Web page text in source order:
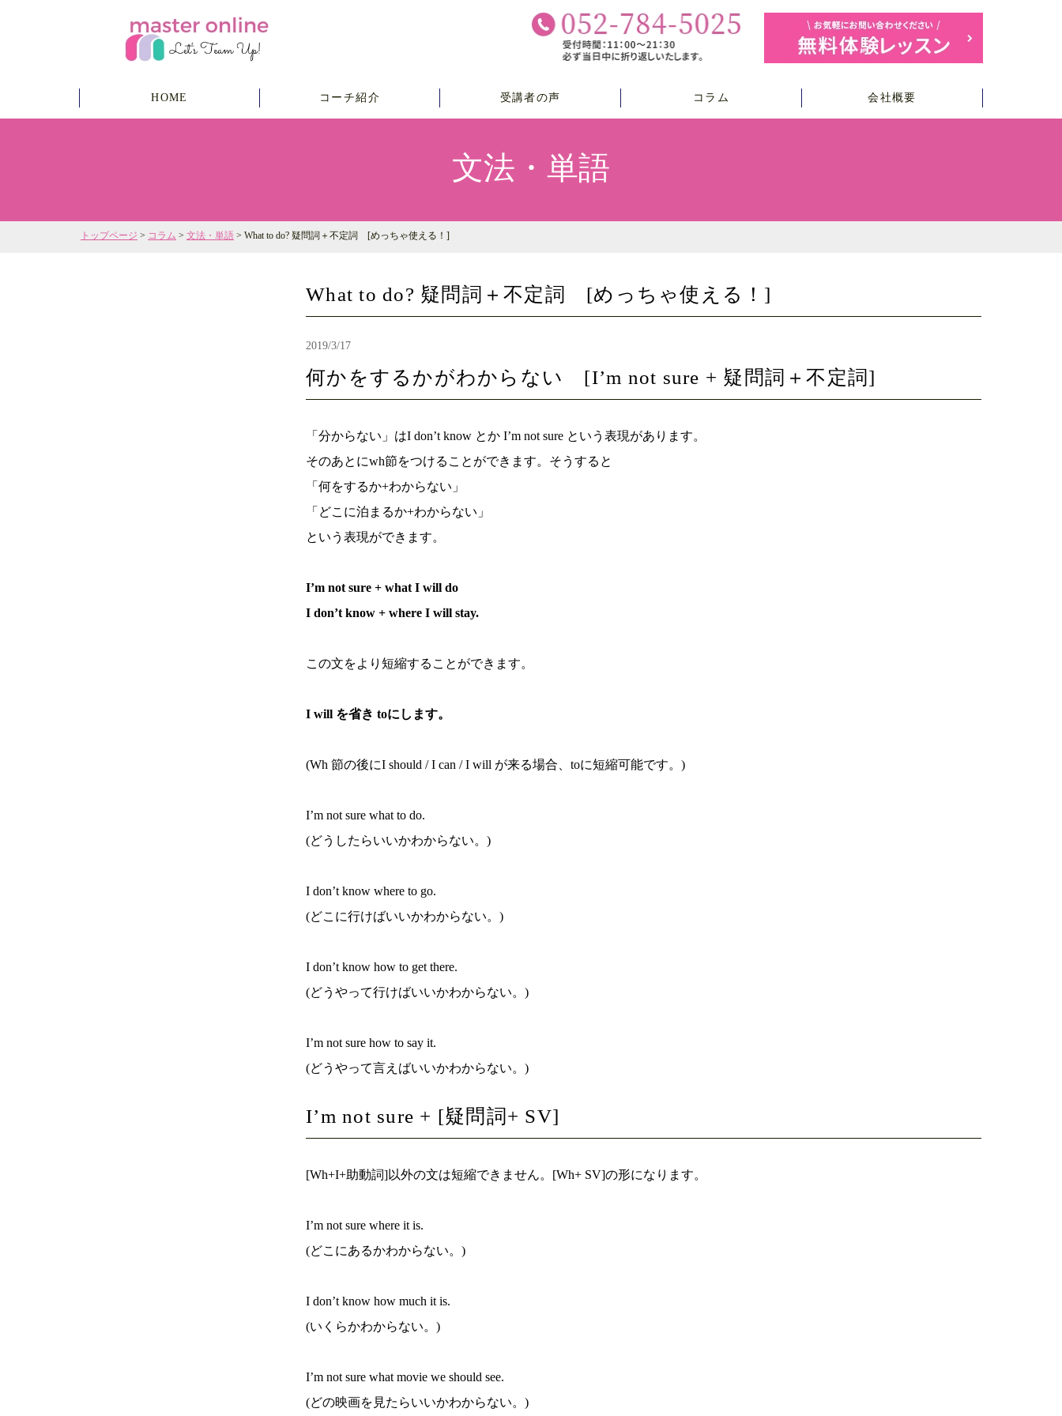
HOME コーチ紹介 受講者の声 コラム 会社概要
文法・単語
トップページ > コラム > 文法・単語 > What to do? 疑問詞＋不定詞 [めっちゃ使える！]
What to do? 疑問詞＋不定詞 [めっちゃ使える！]
2019/3/17
何かをするかがわからない [I’m not sure + 疑問詞＋不定詞]
「分からない」はI don’t know とか I’m not sure という表現があります。
そのあとにwh節をつけることができます。そうすると
「何をするか+わからない」
「どこに泊まるか+わからない」
という表現ができます。
I’m not sure + what I will do
I don’t know + where I will stay.
この文をより短縮することができます。
I will を省き toにします。
(Wh 節の後にI should / I can / I will が来る場合、toに短縮可能です。)
I’m not sure what to do.
(どうしたらいいかわからない。)
I don’t know where to go.
(どこに行けばいいかわからない。)
I don’t know how to get there.
(どうやって行けばいいかわからない。)
I’m not sure how to say it.
(どうやって言えばいいかわからない。)
I’m not sure + [疑問詞+ SV]
[Wh+I+助動詞]以外の文は短縮できません。[Wh+ SV]の形になります。
I’m not sure where it is.
(どこにあるかわからない。)
I don’t know how much it is.
(いくらかわからない。)
I’m not sure what movie we should see.
(どの映画を見たらいいかわからない。)